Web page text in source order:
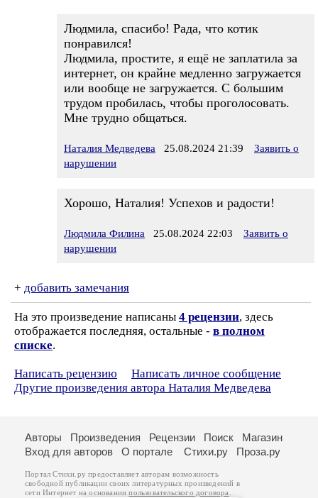
Людмила, спасибо! Рада, что котик
понравился!
Людмила, простите, я ещё не заплатила за
интернет, он крайне медленно загружается
или вообще не загружается. С большим
трудом пробилась, чтобы проголосовать.
Мне трудно общаться.
Наталия Медведева 25.08.2024 21:39
Заявить о
нарушении
Хорошо, Наталия! Успехов и радости!
Людмила Филина 25.08.2024 22:03
Заявить о
нарушении
+ добавить замечания
На это произведение написаны 4 рецензии, здесь
отображается последняя, остальные - в полном
списке.
Написать рецензию
Написать личное сообщение
Другие произведения автора Наталия Медведева
Авторы Произведения Рецензии Поиск
Магазин
Вход для авторов
О портале Стихи.ру Проза.ру
Портал Стихи.ру предоставляет авторам возможность
свободной публикации своих литературных произведений в
сети Интернет на основаниипользовательского договора